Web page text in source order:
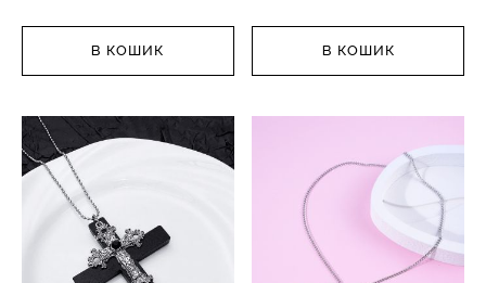
В КОШИК В КОШИК